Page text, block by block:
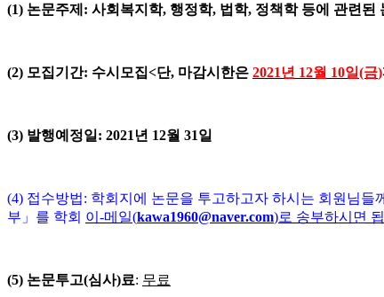
(1) 논문주제 : 사회복지학, 행정학, 법학, 정책학 등에 관련된
(2) 모집기간: 수시모집<단, 마감시한은 2021 년 12월 10일(금)
(3) 발행예정일 : 2021 년 12월 31일
(4) 접수방법: 학회지에 논문을 투고하고자 하시는 회원님들
부 」 를 학회 이 -메일(kawa1960@naver.com)로 송부하시면
(5) 논문투고(심사)료: 무료